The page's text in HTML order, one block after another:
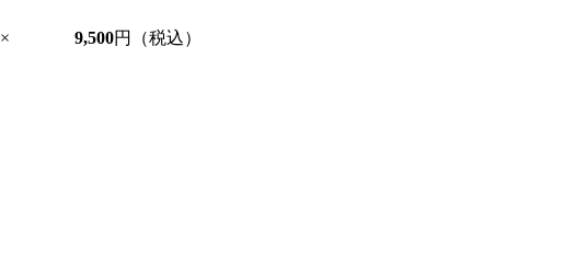
× 9,500円（税込）